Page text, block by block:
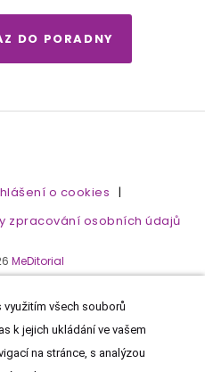
DO PORADNY
o cookies |
zpracování osobních údajů
MeDitorial
využitím všech souborů
k jejich ukládání ve vašem
na stránce, s analýzou